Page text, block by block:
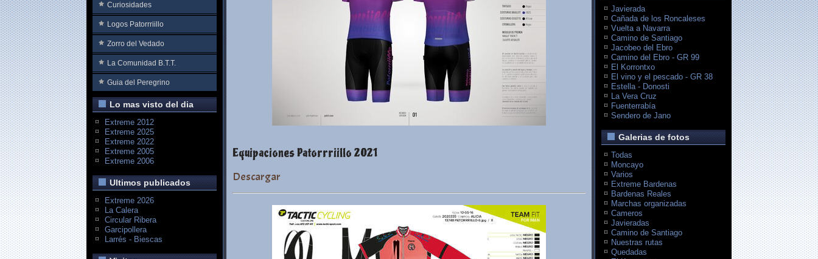
Curiosidades
Logos Patorrriillo
Zorro del Vedado
La Comunidad B.T.T.
Guia del Peregrino
Lo mas visto del dia
Extreme 2012
Extreme 2025
Extreme 2022
Extreme 2005
Extreme 2006
Ultimos publicados
Extreme 2026
La Calera
Circular Ribera
Garcipollera
Larrés - Biescas
Equipaciones Patorrriillo 2021
Descargar
Javierada
Cañada de los Roncaleses
Vuelta a Navarra
Camino de Santiago
Jacobeo del Ebro
Camino del Ebro - GR 99
El Korrontxo
El vino y el pescado - GR 38
Estella - Donosti
La Vera Cruz
Fuenterrabía
Sendero de Jano
Galerias de fotos
Todas
Moncayo
Varios
Extreme Bardenas
Bardenas Reales
Marchas organizadas
Cameros
Javieradas
Camino de Santiago
Nuestras rutas
Quedadas